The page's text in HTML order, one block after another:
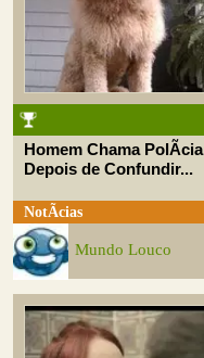
Homem Chama PolÃ­cia
Depois de Confundir...
NotÃ­cias
Mundo Louco